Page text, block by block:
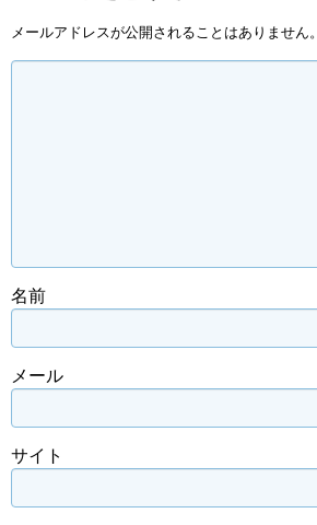
メールアドレスが公開されることはありません。
名前
メール
サイト